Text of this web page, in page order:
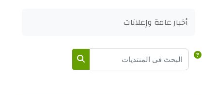
متطلبات الإكمال
أخبار عامة وإعلانات
البحث في المنتديات
البحث في المنتديات